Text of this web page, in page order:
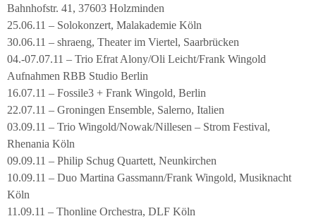
Bahnhofstr. 41, 37603 Holzminden
25.06.11 – Solokonzert, Malakademie Köln
30.06.11 – shraeng, Theater im Viertel, Saarbrücken
04.-07.07.11 – Trio Efrat Alony/Oli Leicht/Frank Wingold
Aufnahmen RBB Studio Berlin
16.07.11 – Fossile3 + Frank Wingold, Berlin
22.07.11 – Groningen Ensemble, Salerno, Italien
03.09.11 – Trio Wingold/Nowak/Nillesen – Strom Festival,
Rhenania Köln
09.09.11 – Philip Schug Quartett, Neunkirchen
10.09.11 – Duo Martina Gassmann/Frank Wingold, Musiknacht
Köln
11.09.11 – Thonline Orchestra, DLF Köln